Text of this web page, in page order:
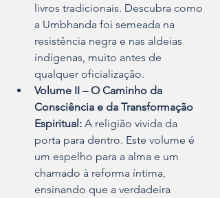
livros tradicionais. Descubra como
a Umbhanda foi semeada na
resistência negra e nas aldeias
indígenas, muito antes de
qualquer oficialização.
Volume II – O Caminho da
Consciência e da Transformação
Espiritual: A religião vivida da
porta para dentro. Este volume é
um espelho para a alma e um
chamado à reforma íntima,
ensinando que a verdadeira